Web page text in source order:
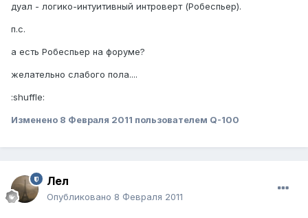
дуал - логико-интуитивный интроверт (Робеспьер).
п.с.
а есть Робеспьер на форуме?
желательно слабого пола....
:shuffle:
Изменено 8 Февраля 2011 пользователем Q-100
Лел
Опубликовано 8 Февраля 2011